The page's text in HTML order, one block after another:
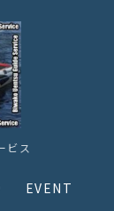
ビス
EVENT